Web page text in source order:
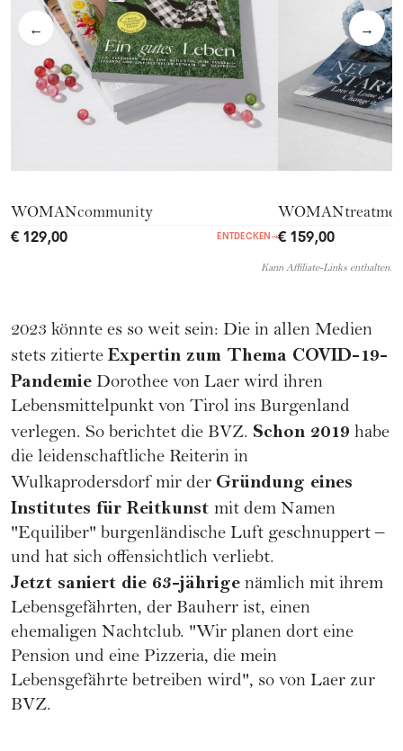
← →
WOMANcommunity
€ 129,00 ENTDECKEN →€ 159,00
Kann Affiliate-Links enthalten.
2023 könnte es so weit sein: Die in allen Medien
stets zitierte Expertin zum Thema COVID-19-
Pandemie Dorothee von Laer wird ihren
Lebensmittelpunkt von Tirol ins Burgenland
verlegen. So berichtet die BVZ. Schon 2019 habe
die leidenschaftliche Reiterin in
Wulkaprodersdorf mir der Gründung eines
Institutes für Reitkunst mit dem Namen
"Equiliber" burgenländische Luft geschnuppert –
und hat sich offensichtlich verliebt.
Jetzt saniert die 63-jährige nämlich mit ihrem
Lebensgefährten, der Bauherr ist, einen
ehemaligen Nachtclub. "Wir planen dort eine
Pension und eine Pizzeria, die mein
Lebensgefährte betreiben wird", so von Laer zur
BVZ.